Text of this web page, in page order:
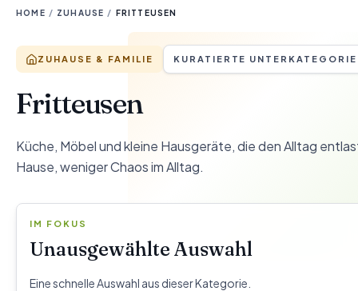
HOME / ZUHAUSE / FRITTEUSEN
ZUHAUSE & FAMILIE KURATIERTE UNTERKATEGORIE
Fritteusen
Küche, Möbel und kleine Hausgeräte, die den Alltag
Hause, weniger Chaos im Alltag.
IM FOKUS
Unausgewählte Auswahl
Eine schnelle Auswahl aus dieser Kategorie.